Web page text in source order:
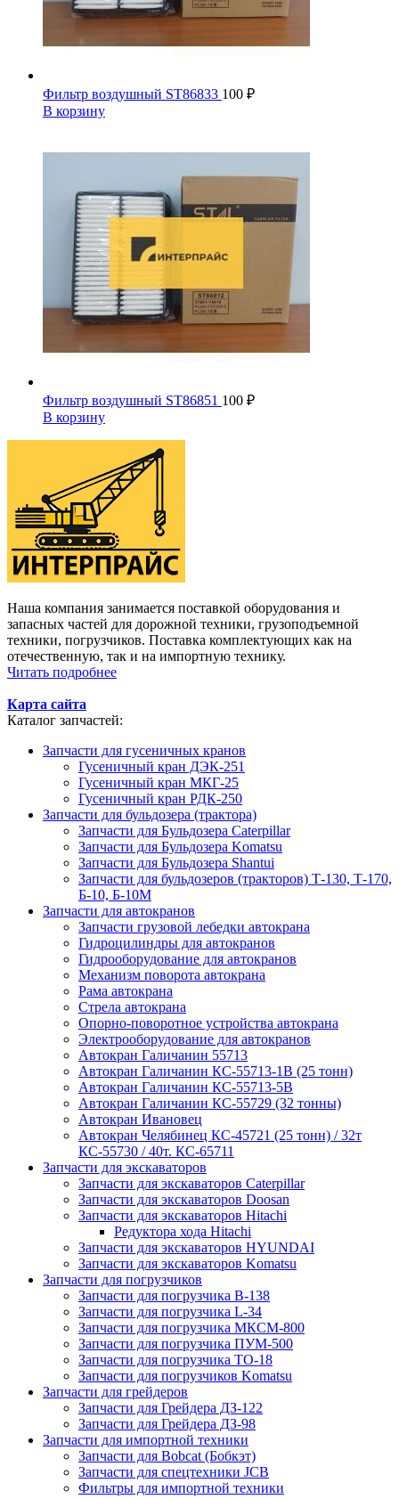
Фильтр воздушный ST86833 100 ₽
В корзину
Фильтр воздушный ST86851 100 ₽
В корзину
Наша компания занимается поставкой оборудования и
запасных частей для дорожной техники, грузоподъемной
техники, погрузчиков. Поставка комплектующих как на
отечественную, так и на импортную технику.
Читать подробнее
Карта сайта
Каталог запчастей:
Запчасти для гусеничных кранов
Гусеничный кран ДЭК-251
Гусеничный кран МКГ-25
Гусеничный кран РДК-250
Запчасти для бульдозера (трактора)
Запчасти для Бульдозера Caterpillar
Запчасти для Бульдозера Komatsu
Запчасти для Бульдозера Shantui
Запчасти для бульдозеров (тракторов) Т-130, Т-170,
Б-10, Б-10М
Запчасти для автокранов
Запчасти грузовой лебедки автокрана
Гидроцилиндры для автокранов
Гидрооборудование для автокранов
Механизм поворота автокрана
Рама автокрана
Стрела автокрана
Опорно-поворотное устройства автокрана
Электрооборудование для автокранов
Автокран Галичанин 55713
Автокран Галичанин КС-55713-1В (25 тонн)
Автокран Галичанин КС-55713-5В
Автокран Галичанин КС-55729 (32 тонны)
Автокран Ивановец
Автокран Челябинец КС-45721 (25 тонн) / 32т
КС-55730 / 40т. КС-65711
Запчасти для экскаваторов
Запчасти для экскаваторов Caterpillar
Запчасти для экскаваторов Doosan
Запчасти для экскаваторов Hitachi
Редуктора хода Hitachi
Запчасти для экскаваторов HYUNDAI
Запчасти для экскаваторов Komatsu
Запчасти для погрузчиков
Запчасти для погрузчика B-138
Запчасти для погрузчика L-34
Запчасти для погрузчика МКСМ-800
Запчасти для погрузчика ПУМ-500
Запчасти для погрузчика ТО-18
Запчасти для погрузчиков Komatsu
Запчасти для грейдеров
Запчасти для Грейдера ДЗ-122
Запчасти для Грейдера ДЗ-98
Запчасти для импортной техники
Запчасти для Bobcat (Бобкэт)
Запчасти для спецтехники JCB
Фильтры для импортной техники